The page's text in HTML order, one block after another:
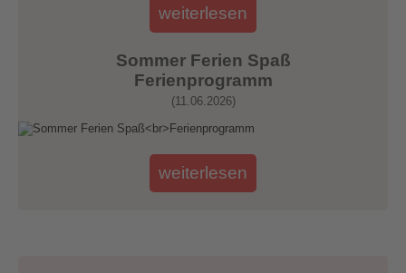
weiterlesen
Sommer Ferien Spaß
Ferienprogramm
(11.06.2026)
weiterlesen